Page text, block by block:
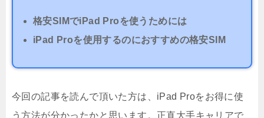
格安SIMでiPad Proを使うためには
iPad Proを使用するのにおすすめの格安SIM
今回の記事を読んで頂いた方は、iPad Proをお得に使
う方法が分かったかと思います。正直大手キャリアで